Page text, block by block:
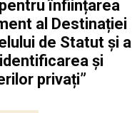
înființarea
al Destinației
de Statut și a
și
privați”